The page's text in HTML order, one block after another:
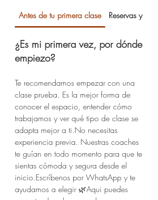
Antes de tu primera clase Reservas y
¿Es mi primera vez, por dónde
empiezo?
Te recomendamos empezar con una
clase prueba. Es la mejor forma de
conocer el espacio, entender cómo
trabajamos y ver qué tipo de clase se
adapta mejor a ti.No necesitas
experiencia previa. Nuestras coaches
te guían en todo momento para que te
sientas cómoda y segura desde el
inicio.Escríbenos por WhatsApp y te
ayudamos a elegir 🌿Aqui puedes